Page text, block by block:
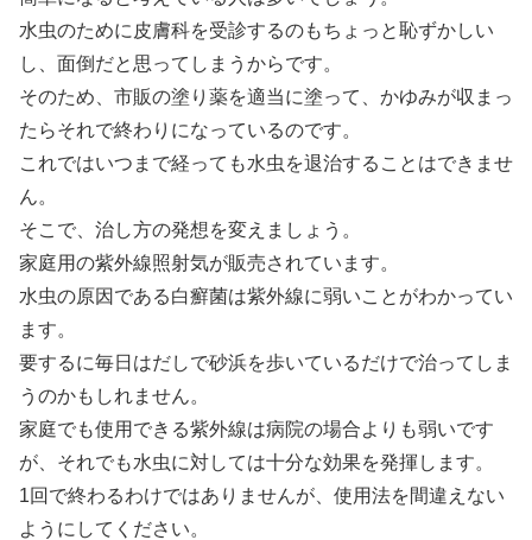
水虫のために皮膚科を受診するのもちょっと恥ずかしい
し、面倒だと思ってしまうからです。
そのため、市販の塗り薬を適当に塗って、かゆみが収まっ
たらそれで終わりになっているのです。
これではいつまで経っても水虫を退治することはできませ
ん。
そこで、治し方の発想を変えましょう。
家庭用の紫外線照射気が販売されています。
水虫の原因である白癬菌は紫外線に弱いことがわかってい
ます。
要するに毎日はだしで砂浜を歩いているだけで治ってしま
うのかもしれません。
家庭でも使用できる紫外線は病院の場合よりも弱いです
が、それでも水虫に対しては十分な効果を発揮します。
1回で終わるわけではありませんが、使用法を間違えない
ようにしてください。